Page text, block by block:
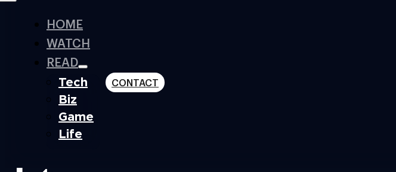
HOME
WATCH
READ
Tech
Biz
Game
Life
CONTACT